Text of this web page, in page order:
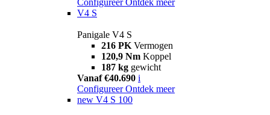
V4 S
Panigale V4 S
216 PK Vermogen
120,9 Nm Koppel
187 kg gewicht
Vanaf €40.690 i
Configureer Ontdek meer
new V4 S 100